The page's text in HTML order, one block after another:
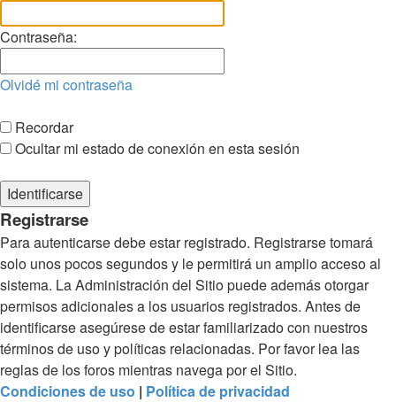
Contraseña:
Olvidé mi contraseña
Recordar
Ocultar mi estado de conexión en esta sesión
Registrarse
Para autenticarse debe estar registrado. Registrarse tomará
solo unos pocos segundos y le permitirá un amplio acceso al
sistema. La Administración del Sitio puede además otorgar
permisos adicionales a los usuarios registrados. Antes de
identificarse asegúrese de estar familiarizado con nuestros
términos de uso y políticas relacionadas. Por favor lea las
reglas de los foros mientras navega por el Sitio.
Condiciones de uso | Política de privacidad